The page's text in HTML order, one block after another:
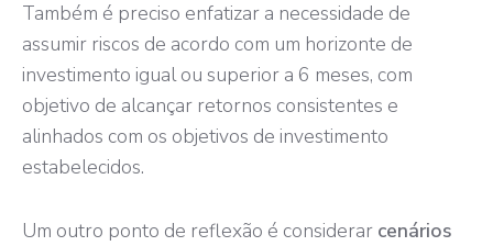
Também é preciso enfatizar a necessidade de
assumir riscos de acordo com um horizonte de
investimento igual ou superior a 6 meses, com
objetivo de alcançar retornos consistentes e
alinhados com os objetivos de investimento
estabelecidos.
Um outro ponto de reflexão é considerar cenários